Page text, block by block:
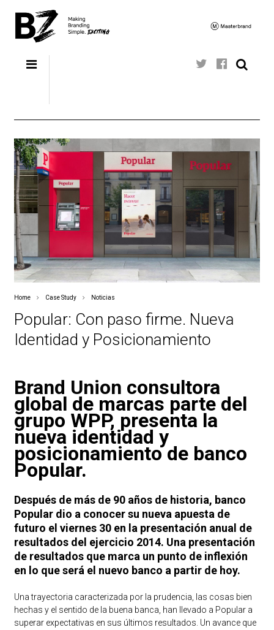
Home Case Study Noticias
Popular: Con paso firme. Nueva
Identidad y Posicionamiento
Brand Union consultora
global de marcas parte del
grupo WPP, presenta la
nueva identidad y
posicionamiento de banco
Popular.
Después de más de 90 años de historia, banco
Popular dio a conocer su nueva apuesta de
futuro el viernes 30 en la presentación anual de
resultados del ejercicio 2014. Una presentación
de resultados que marca un punto de inflexión
en lo que será el nuevo banco a partir de hoy.
Una trayectoria caracterizada por la prudencia, las cosas bien
hechas y el sentido de la buena banca, han llevado a Popular a
superar expectativas en sus últimos resultados. Un avance que